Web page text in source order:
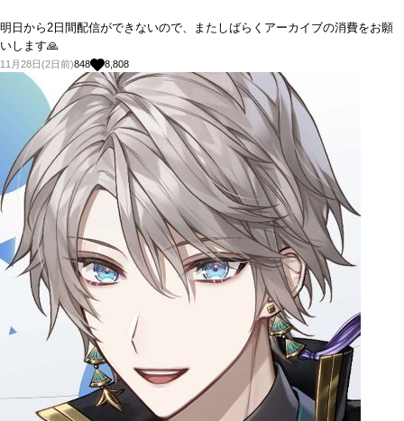
明日から2日間配信ができないので、またしばらくアーカイブの消費をお願
いします🙏
11月28日(2日前)848 8,808